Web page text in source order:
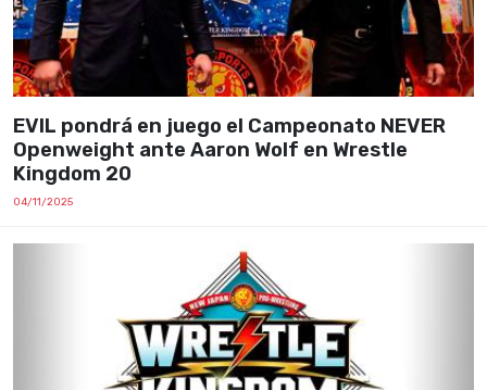
EVIL pondrá en juego el Campeonato NEVER
Openweight ante Aaron Wolf en Wrestle
Kingdom 20
04/11/2025